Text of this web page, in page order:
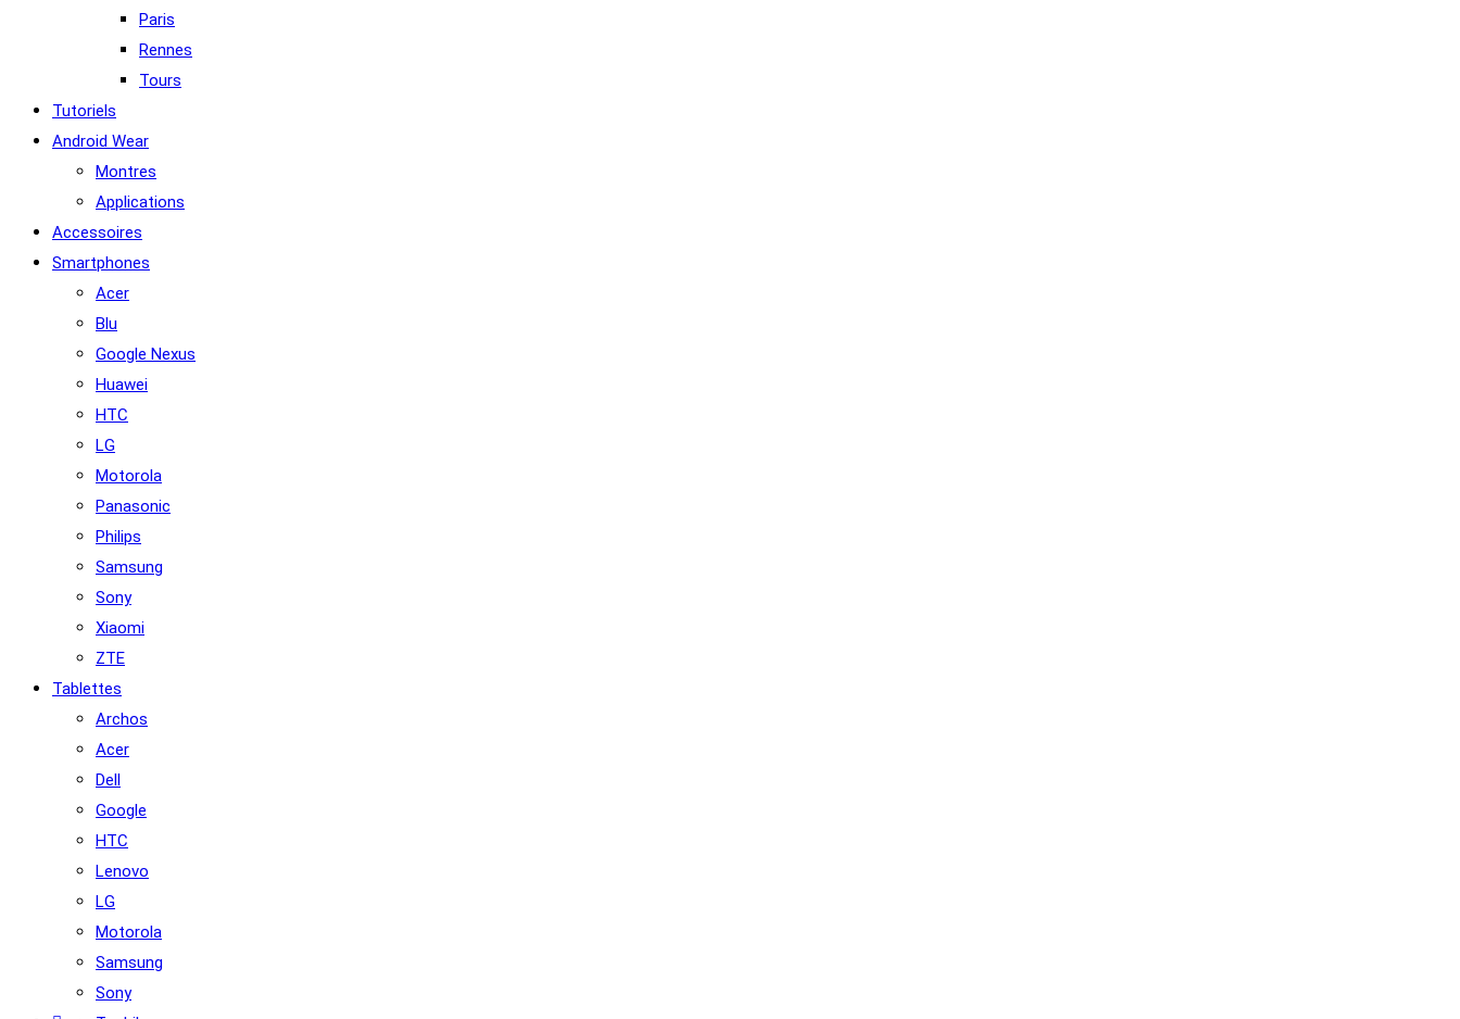
Paris
Rennes
Tours
Tutoriels
Android Wear
Montres
Applications
Accessoires
Smartphones
Acer
Blu
Google Nexus
Huawei
HTC
LG
Motorola
Panasonic
Philips
Samsung
Sony
Xiaomi
ZTE
Tablettes
Archos
Acer
Dell
Google
HTC
Lenovo
LG
Motorola
Samsung
Sony